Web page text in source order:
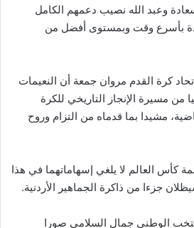
وعبد الله نصيب دعمهم الكامل
بأسرع وقت وبمستوى أفضل من
كرة القدم مروان جمعة أن النعيمات
من مسيرة الإنجاز التاريخي للكرة
مشيدا بما قدماه من التزام وروح
كأس العالم لا يلغي إسهاماتهما في هذا
جزءا من ذاكرة الجماهير الأردنية.
الوطني جمال السلامي صورا